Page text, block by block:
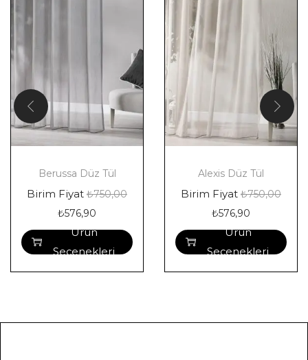
Berussa Düz Tül
Birim Fiyat ₺750,00
₺576,90
Ürün
Seçenekleri
Alexis Düz Tül
Birim Fiyat ₺750,00
₺576,90
Ürün
Seçenekleri